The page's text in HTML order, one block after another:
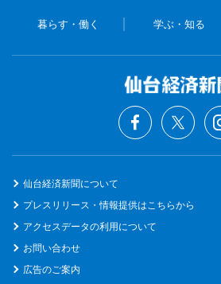
暮らす・働く 学ぶ・知る
仙台経済新聞について
プレスリリース・情報提供はこちらから
アクセスデータの利用について
お問い合わせ
広告のご案内